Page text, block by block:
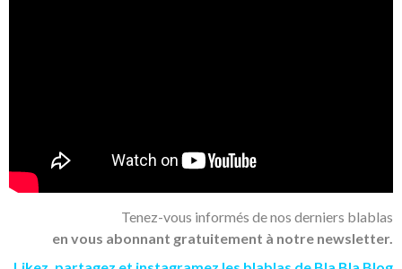
Tenez-vous informés de nos derniers blablas
en vous abonnant gratuitement à notre newsletter.